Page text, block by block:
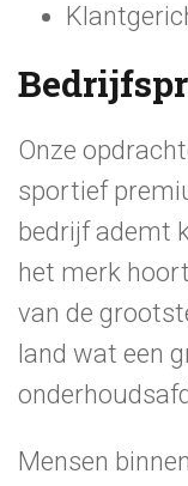
Onze
sportief
bedrijf ademt
het merk
van de
land wat een
Mensen